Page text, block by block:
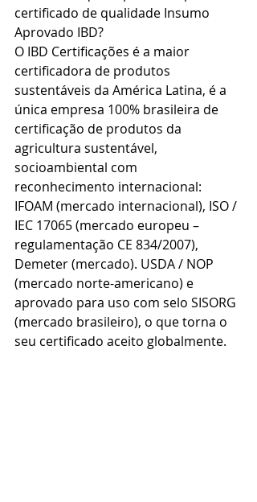
certificado de qualidade Insumo
Aprovado IBD?
O IBD Certificações é a maior
certificadora de produtos
sustentáveis da América Latina, é a
única empresa 100% brasileira de
certificação de produtos da
agricultura sustentável,
socioambiental com
reconhecimento internacional:
IFOAM (mercado internacional), ISO /
IEC 17065 (mercado europeu –
regulamentação CE 834/2007),
Demeter (mercado). USDA / NOP
(mercado norte-americano) e
aprovado para uso com selo SISORG
(mercado brasileiro), o que torna o
seu certificado aceito globalmente.